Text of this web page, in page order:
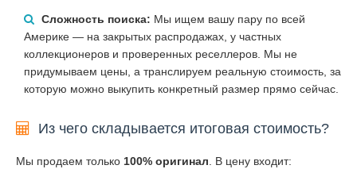
Сложность поиска: Мы ищем вашу пару по всей
Америке — на закрытых распродажах, у частных
коллекционеров и проверенных реселлеров. Мы не
придумываем цены, а транслируем реальную стоимость, за
которую можно выкупить конкретный размер прямо сейчас.
Из чего складывается итоговая стоимость?
Мы продаем только 100% оригинал . В цену входит: